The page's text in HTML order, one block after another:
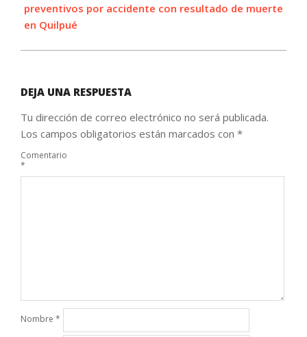
preventivos por accidente con resultado de muerte
en Quilpué
DEJA UNA RESPUESTA
Tu dirección de correo electrónico no será publicada.
Los campos obligatorios están marcados con *
Comentario
*
Nombre *